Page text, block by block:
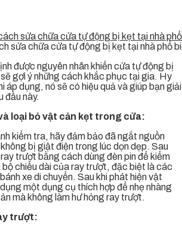
sửa chữa cửa tự động bị kẹt tại nhà phổ
được nguyên nhân khiến cửa tự động bị
gợi ý những cách khắc phục tại gia. Hy
áp dụng, nó sẽ có hiệu quả và giúp bạn giải
đầu này.
loại bỏ vật cản kẹt trong cửa:
kiểm tra, hãy đảm bảo đã ngắt nguồn
bị giật điện trong lúc dọn dẹp. Sau
trượt bằng cách dùng đèn pin để kiểm
chiều dài của ray trượt, đặc biệt là các
xe di chuyển. Sau khi phát hiện vật
một dụng cụ thích hợp để nhẹ nhàng
mà không làm hư hỏng ray trượt.
trượt: